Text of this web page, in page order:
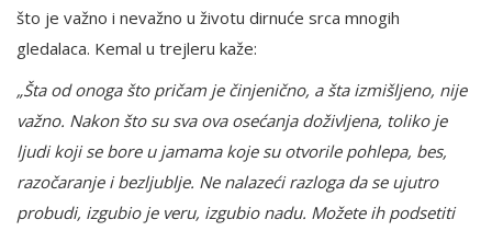
što je važno i nevažno u životu dirnuće srca mnogih
gledalaca. Kemal u trejleru kaže:
„Šta od onoga što pričam je činjenično, a šta izmišljeno, nije
važno. Nakon što su sva ova osećanja doživljena, toliko je
ljudi koji se bore u jamama koje su otvorile pohlepa, bes,
razočaranje i bezljublje. Ne nalazeći razloga da se ujutro
probudi, izgubio je veru, izgubio nadu. Možete ih podsetiti